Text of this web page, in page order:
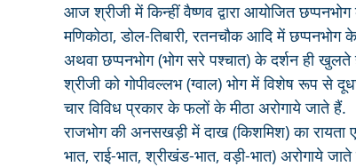
आज श्रीजी में किन्हीं वैष्णव द्वारा आयोजित छप्पनभोग
मणिकोठा, डोल-तिबारी, रतनचौक आदि में
अथवा छप्पनभोग (भोग सरे पश्चात) के दर्शन ही खुलते
श्रीजी को गोपीवल्लभ (ग्वाल) भोग में विशेष रूप से
चार विविध प्रकार के फलों के मीठा अरोगाये जाते हैं.
राजभोग की अनसखड़ी में दाख (किशमिश) का रायता
भात, राई-भात, श्रीखंड-भात, वड़ी-भात) अरोगाये